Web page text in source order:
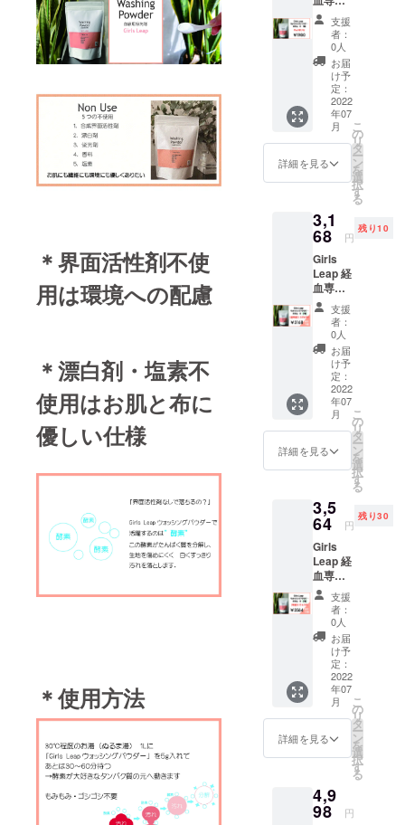
＊界面活性剤不使
用は環境への配慮
＊漂白剤・塩素不
使用はお肌と布に
優しい仕様
＊使用方法
の後
洗濯機
で通常
通り洗
濯して
くださ
い。
洗剤
200g
1個
＋ １
０ｇの
サンプ
支援
者：
0人
お届
け予
定：
2022
年07
月
詳細を見る
こ
の
リ
タ
ー
ン
を
選
択
す
る
3,1
68 円
残り10
Girls
Leap 経
血専用
洗剤
200g
2個セッ
ト 通常
価格の
０％OF
F 数
量限定
10個
支援
者：
0人
お届
け予
定：
2022
年07
月
詳細を見る
こ
の
リ
タ
ー
ン
を
選
択
す
る
3,5
64 円
残り30
Girls
Leap 経
血専用
洗剤
200g
2個セッ
ト １
０％OF
F 30個
限定
支援
者：
0人
お届
け予
定：
2022
年07
月
詳細を見る
こ
の
リ
タ
ー
ン
を
選
択
す
る
4,9
98 円